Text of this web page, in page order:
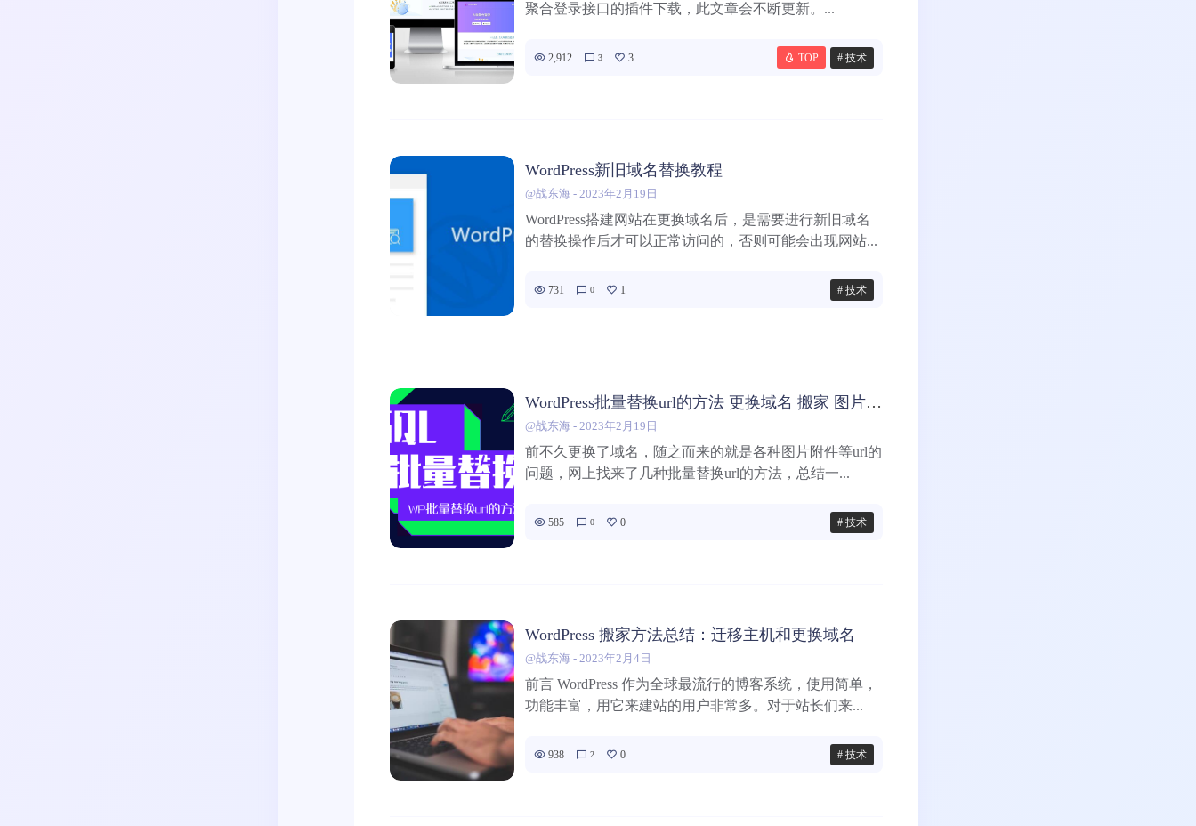
聚合登录接口的插件下载，此文章会不断更新。...
2,912 3 3 TOP # 技术
WordPress新旧域名替换教程
@战东海 -2023年2月19日
WordPress搭建网站在更换域名后，是需要进行新旧域名
的替换操作后才可以正常访问的，否则可能会出现网站...
731 0 1 # 技术
WordPress批量替换url的方法 更换域名 搬家 图片外链用的到
@战东海 -2023年2月19日
前不久更换了域名，随之而来的就是各种图片附件等url的
问题，网上找来了几种批量替换url的方法，总结一...
585 0 0 # 技术
WordPress 搬家方法总结：迁移主机和更换域名
@战东海 -2023年2月4日
前言 WordPress 作为全球最流行的博客系统，使用简单，
功能丰富，用它来建站的用户非常多。对于站长们来...
938 2 0 # 技术